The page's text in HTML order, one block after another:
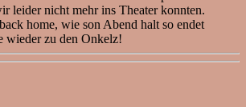
leider nicht mehr ins Theater konnten.
home, wie son Abend halt so endet
wieder zu den Onkelz!